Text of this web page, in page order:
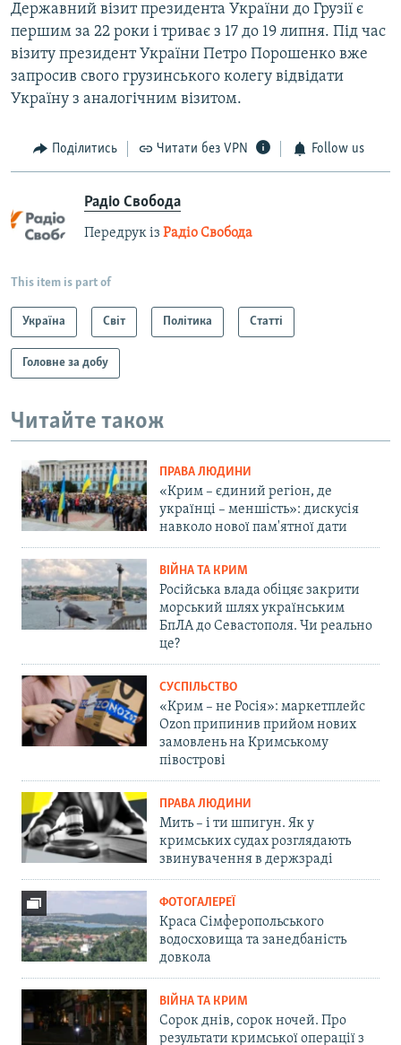
Державний візит президента України до Грузії є
першим за 22 роки і триває з 17 до 19 липня. Під час
візиту президент України Петро Порошенко вже
запросив свого грузинського колегу відвідати
Україну з аналогічним візитом.
Поділитись Читати без VPN Follow us
Радіо Свобода
Передрук із Радіо Свобода
This item is part of
Україна Світ Політика Статті
Головне за добу
Читайте також
ПРАВА ЛЮДИНИ
«Крим – єдиний регіон, де
українці – меншість»: дискусія
навколо нової пам'ятної дати
ВІЙНА ТА КРИМ
Російська влада обіцяє закрити
морський шлях українським
БпЛА до Севастополя. Чи реально
це?
СУСПІЛЬСТВО
«Крим – не Росія»: маркетплейс
Ozon припинив прийом нових
замовлень на Кримському
півострові
ПРАВА ЛЮДИНИ
Мить – і ти шпигун. Як у
кримських судах розглядають
звинувачення в держзраді
ФОТОГАЛЕРЕЇ
Краса Сімферопольського
водосховища та занедбаність
довкола
ВІЙНА ТА КРИМ
Сорок днів, сорок ночей. Про
результати кримської операції з